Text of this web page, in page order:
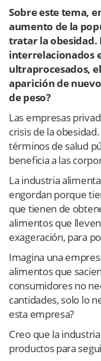
Sobre este tema,
aumento de la
tratar la obesidad.
interrelacionados
ultraprocesados,
aparición de
de peso?
Las empresas
crisis de la
términos de salud
beneficia a las
La industria
engordan porque
que tienen de
alimentos que
exageración, para
Imagina una
alimentos que
consumidores no
cantidades, solo lo
esta empresa?
Creo que la
productos para